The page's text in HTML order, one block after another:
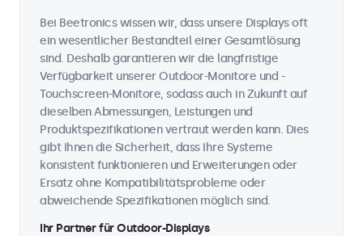
Bei Beetronics wissen wir, dass unsere Displays oft
ein wesentlicher Bestandteil einer Gesamtlösung
sind. Deshalb garantieren wir die langfristige
Verfügbarkeit unserer Outdoor-Monitore und -
Touchscreen-Monitore, sodass auch in Zukunft auf
dieselben Abmessungen, Leistungen und
Produktspezifikationen vertraut werden kann. Dies
gibt Ihnen die Sicherheit, dass Ihre Systeme
konsistent funktionieren und Erweiterungen oder
Ersatz ohne Kompatibilitätsprobleme oder
abweichende Spezifikationen möglich sind.
Ihr Partner für Outdoor-Displays